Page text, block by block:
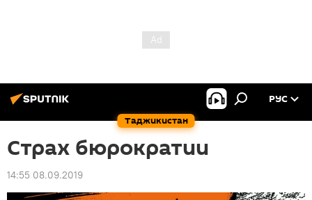
Таджикистан
РУС
Страх бюрократии
14:55 08.09.2019